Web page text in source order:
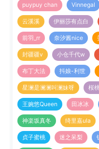
puypuy chan Vinnegal
云溪溪 伊丽莎有点白
前羽_rr 奈汐酱nice
封疆疆v 小仓千代w
布丁大法 抖娘-利世
星澜是澜澜叫澜妹呀 桜
王婉悠Queen 田冰冰
神楽坂真冬 绮里嘉ula
贞子蜜桃 迷之呆梨